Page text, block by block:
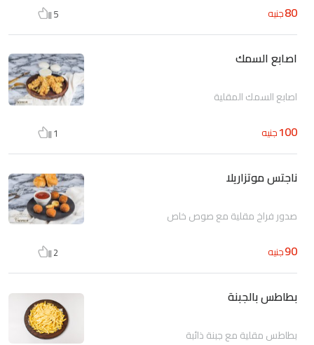
80جنيه 5
اصابع السمك
اصابع السمك المقلية
100جنيه 1
ناجتس موتزاريلا
صدور فراخ مقلية مع صوص خاص
90جنيه 2
بطاطس بالجبنة
بطاطس مقلية مع جبنة ذائبة